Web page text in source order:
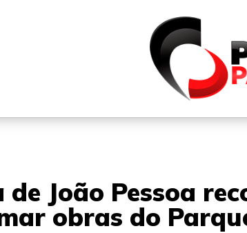
FALE
João Pessoa
obras do